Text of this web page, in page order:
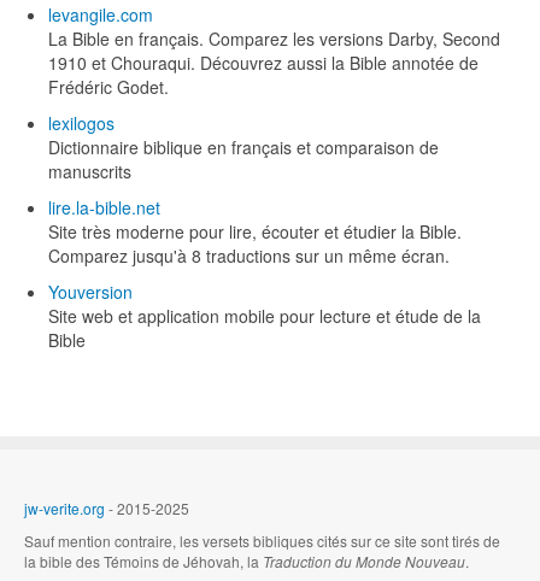
levangile.com
La Bible en français. Comparez les versions Darby, Second
1910 et Chouraqui. Découvrez aussi la Bible annotée de
Frédéric Godet.
lexilogos
Dictionnaire biblique en français et comparaison de
manuscrits
lire.la-bible.net
Site très moderne pour lire, écouter et étudier la Bible.
Comparez jusqu'à 8 traductions sur un même écran.
Youversion
Site web et application mobile pour lecture et étude de la
Bible
jw-verite.org - 2015-2025
Sauf mention contraire, les versets bibliques cités sur ce site sont tirés de
la bible des Témoins de Jéhovah, la Traduction du Monde Nouveau.